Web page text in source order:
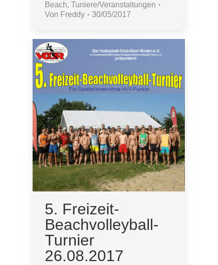
Beach, Tuniere/Veranstaltungen
Von Freddy 30/05/2017
5. Freizeit-
Beachvolleyball-
Turnier
26.08.2017